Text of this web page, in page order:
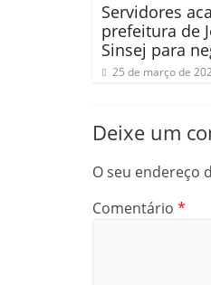
Servidores
prefeitura de
Sinsej para
25 de março de
Deixe um
O seu endereço
Comentário *